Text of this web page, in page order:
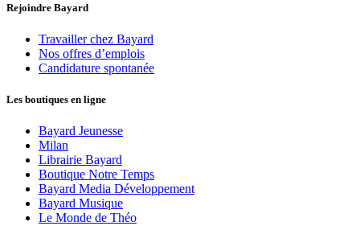
Rejoindre Bayard
Travailler chez Bayard
Nos offres d’emplois
Candidature spontanée
Les boutiques en ligne
Bayard Jeunesse
Milan
Librairie Bayard
Boutique Notre Temps
Bayard Media Développement
Bayard Musique
Le Monde de Théo